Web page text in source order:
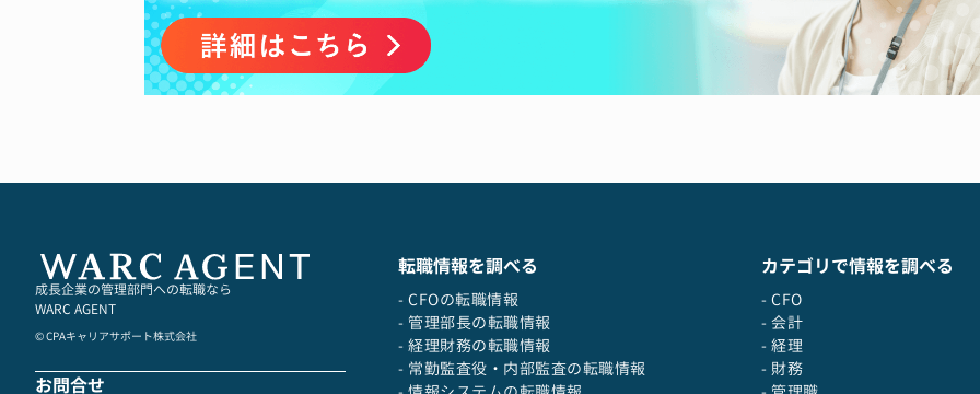
・クロスボーダーM&Aにおける企業価値評価
・スタートアップ企業の資金調達時の株式価値算定
・事業再生案件における財務モデリング
・上場企業の子会社売却に伴う価値評価 など
・大規模クロスボーダーM&Aの実行支援
・事業再生案件におけるターンアラウンド計画策定
・カーブアウト（事業分離）案件の実行支援
・ディストレス（経営難）企業の再建支援 など
成長企業の管理部門への転職なら
WARC AGENT
© CPAキャリアサポート株式会社
お問合せ
転職情報を調べる
- CFOの転職情報
- 管理部長の転職情報
- 経理財務の転職情報
- 常勤監査役・内部監査の転職情報
カテゴリで情報を調べる
- CFO
- 会計
- 経理
- 財務